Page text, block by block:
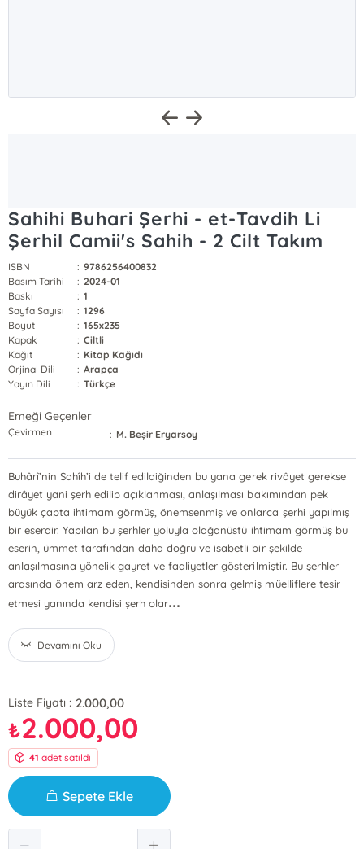
Sahihi Buhari Şerhi - et-Tavdih Li
Şerhil Camii's Sahih - 2 Cilt Takım
ISBN : 9786256400832
Basım Tarihi
: 2024-01
Baskı
: 1
Sayfa Sayısı
: 1296
Boyut
: 165x235
Kapak
: Ciltli
Kağıt
: Kitap Kağıdı
Orjinal Dili
: Arapça
Yayın Dili
: Türkçe
Emeği Geçenler
Çevirmen : M. Beşir Eryarsoy
Buhârî’nin Sahîh’i de telif edildiğinden bu yana gerek rivâyet gerekse
dirâyet yani şerh edilip açıklanması, anlaşılması bakımından pek
büyük çapta ihtimam görmüş, önemsenmiş ve onlarca şerhi yapılmış
bir eserdir. Yapılan bu şerhler yoluyla olağanüstü ihtimam görmüş bu
eserin, ümmet tarafından daha doğru ve isabetli bir şekilde
anlaşılmasına yönelik gayret ve faaliyetler gösterilmiştir. Bu şerhler
arasında önem arz eden, kendisinden sonra gelmiş müelliflere tesir
etmesi yanında kendisi şerh olar...
Devamını Oku
Liste Fiyatı : 2.000,00
₺2.000,00
41 adet satıldı
Sepete Ekle